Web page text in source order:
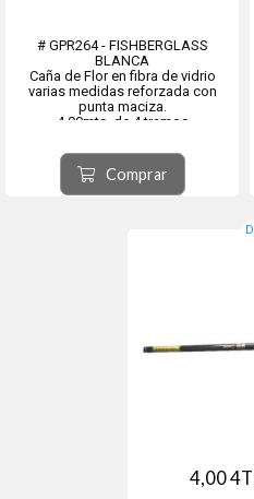
# GPR264 - FISHBERGLASS
BLANCA
Caña de Flor en fibra de vidrio
varias medidas reforzada con
punta maciza.
4.00mts. de 4 tramos
Comprar
4,00 4T